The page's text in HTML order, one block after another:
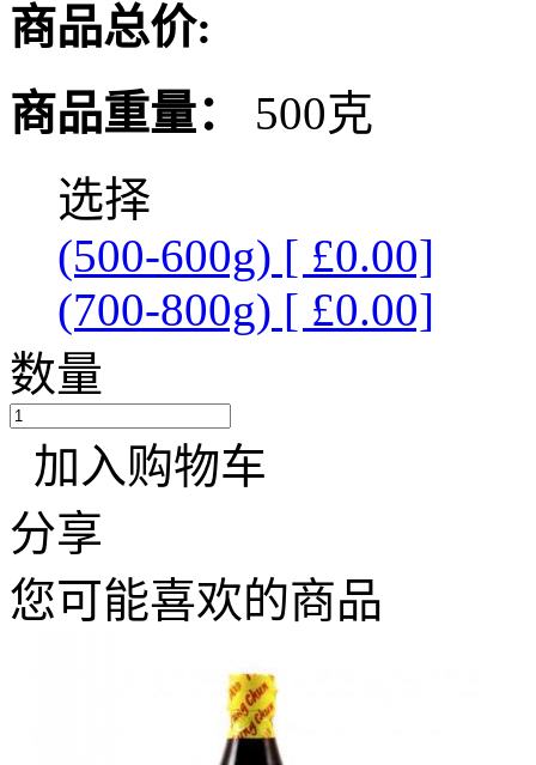
商品总价:
商品重量：
500克
选择
(500-600g) [ £0.00]
(700-800g) [ £0.00]
数量
加入购物车
分享
您可能喜欢的商品